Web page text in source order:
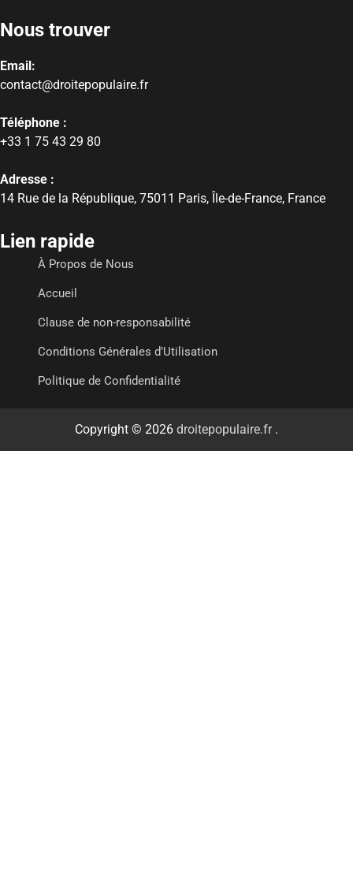
Nous trouver
Email:
contact@droitepopulaire.fr
Téléphone :
+33 1 75 43 29 80
Adresse :
14 Rue de la République, 75011 Paris, Île-de-France, France
Lien rapide
À Propos de Nous
Accueil
Clause de non-responsabilité
Conditions Générales d’Utilisation
Politique de Confidentialité
Copyright © 2026 droitepopulaire.fr.